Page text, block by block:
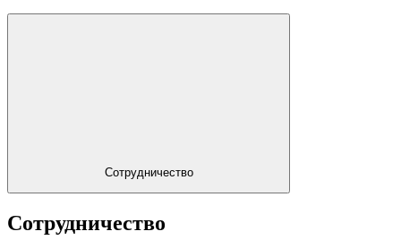
Сотрудничество
Сотрудничество